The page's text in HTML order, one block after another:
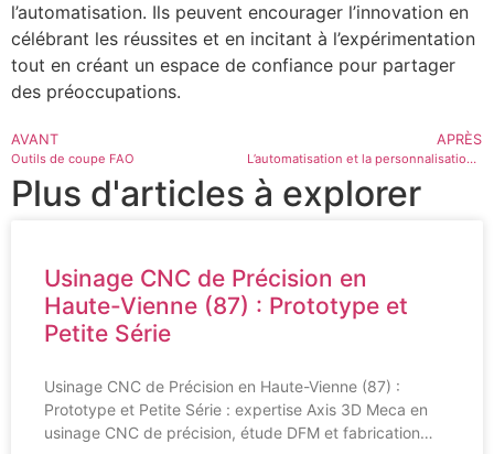
l’automatisation. Ils peuvent encourager l’innovation en
célébrant les réussites et en incitant à l’expérimentation
tout en créant un espace de confiance pour partager
des préoccupations.
AVANT
Outils de coupe FAO
APRÈS
L’automatisation et la personnalisation des services
Plus d'articles à explorer
Usinage CNC de Précision en
Haute-Vienne (87) : Prototype et
Petite Série
Usinage CNC de Précision en Haute-Vienne (87) :
Prototype et Petite Série : expertise Axis 3D Meca en
usinage CNC de précision, étude DFM et fabrication…